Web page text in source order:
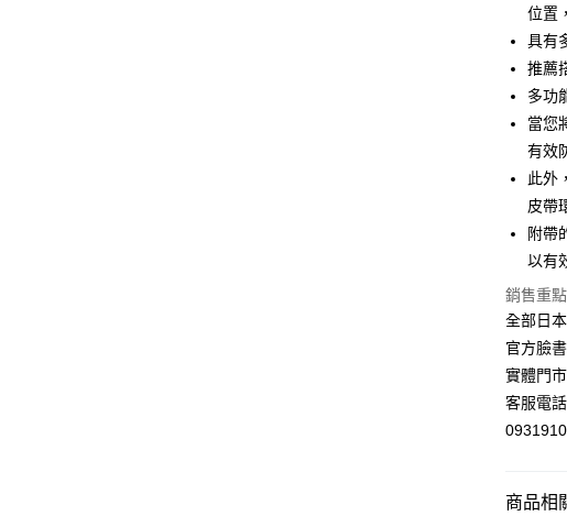
匯豐
聯邦
元大
台新
台灣
悠遊付
Google
ATM付
全家取
每筆
付款後
7-11取
每筆
每筆
位置，
具有
推薦
多功
當您
有效
此外
皮帶
附帶
以有
銷售重點
全部日
官方臉
實體門
客服電
商品相